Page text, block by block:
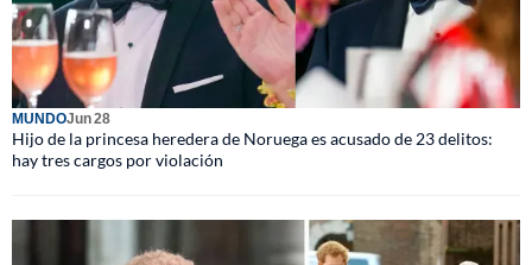
MUNDOJun 28
Hijo de la princesa heredera de Noruega es acusado de 23 delitos:
hay tres cargos por violación